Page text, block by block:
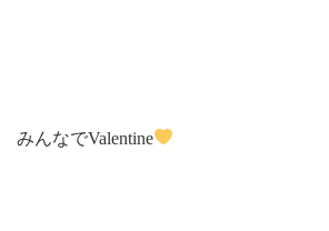
みんなでValentine